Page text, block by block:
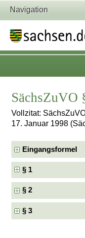
Navigation
SächsZuVO
Vollzitat:
17. Januar 1998
Eingangsformel
§ 1
§ 2
§ 3